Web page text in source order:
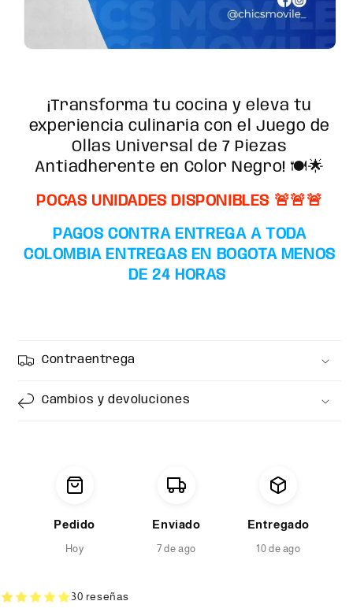
¡Transforma tu cocina y eleva tu
experiencia culinaria con el Juego de
Ollas Universal de 7 Piezas
Antiadherente en Color Negro! 🍽️🌟
POCAS UNIDADES DISPONIBLES 🚨🚨🚨
PAGOS CONTRA ENTREGA A TODA
COLOMBIA ENTREGAS EN BOGOTA MENOS
DE 24 HORAS
Contraentrega
Cambios y devoluciones
Pedido
Hoy
Enviado
7 de ago
Entregado
10 de ago
30 reseñas